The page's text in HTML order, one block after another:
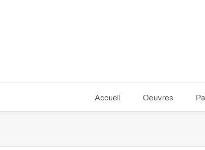
Accueil Oeuvres